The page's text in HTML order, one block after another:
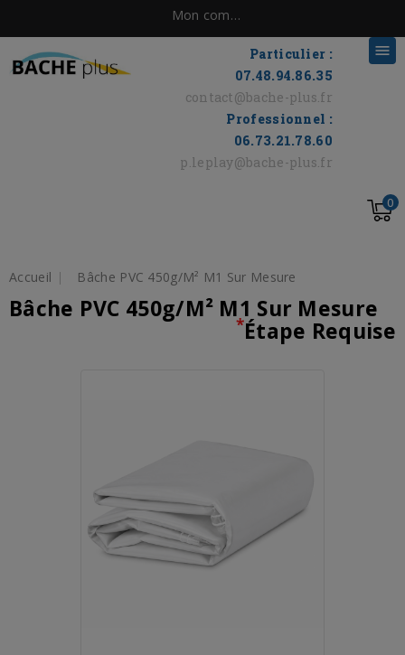
Mon compte
Particulier :
07.48.94.86.35
contact@bache-plus.fr
Professionnel :
06.73.21.78.60
p.leplay@bache-plus.fr

0
Accueil Bâche PVC 450g/m² M1 Sur Mesure
Bâche PVC 450g/m² M1 Sur Mesure
*Étape Requise